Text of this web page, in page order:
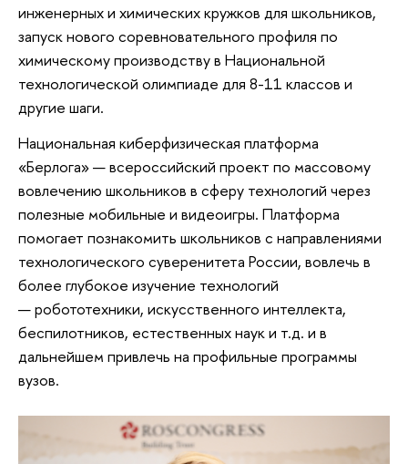
инженерных и химических кружков для школьников,
запуск нового соревновательного профиля по
химическому производству в Национальной
технологической олимпиаде для 8-11 классов и
другие шаги.
Национальная киберфизическая платформа
«Берлога» — всероссийский проект по массовому
вовлечению школьников в сферу технологий через
полезные мобильные и видеоигры. Платформа
помогает познакомить школьников с направлениями
технологического суверенитета России, вовлечь в
более глубокое изучение технологий
— робототехники, искусственного интеллекта,
беспилотников, естественных наук и т.д. и в
дальнейшем привлечь на профильные программы
вузов.